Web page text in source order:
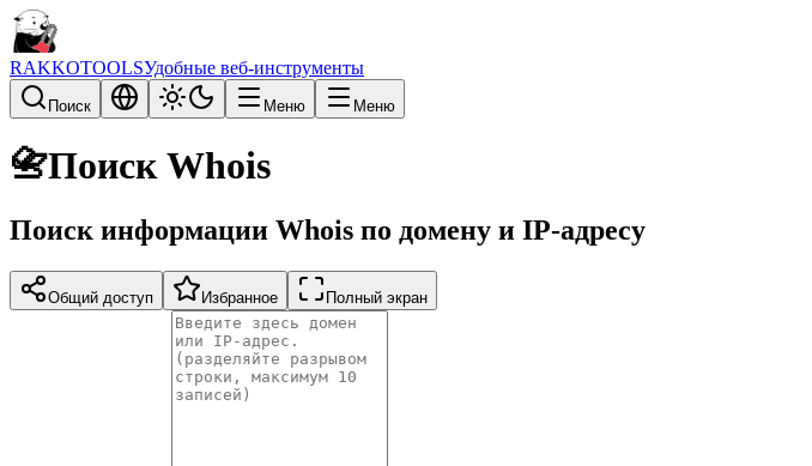
RAKKOTOOLSУдобные веб-инструменты
Поиск Меню Меню
📇Поиск Whois
Поиск информации Whois по домену и IP-адресу
Общий доступ Избранное Полный экран